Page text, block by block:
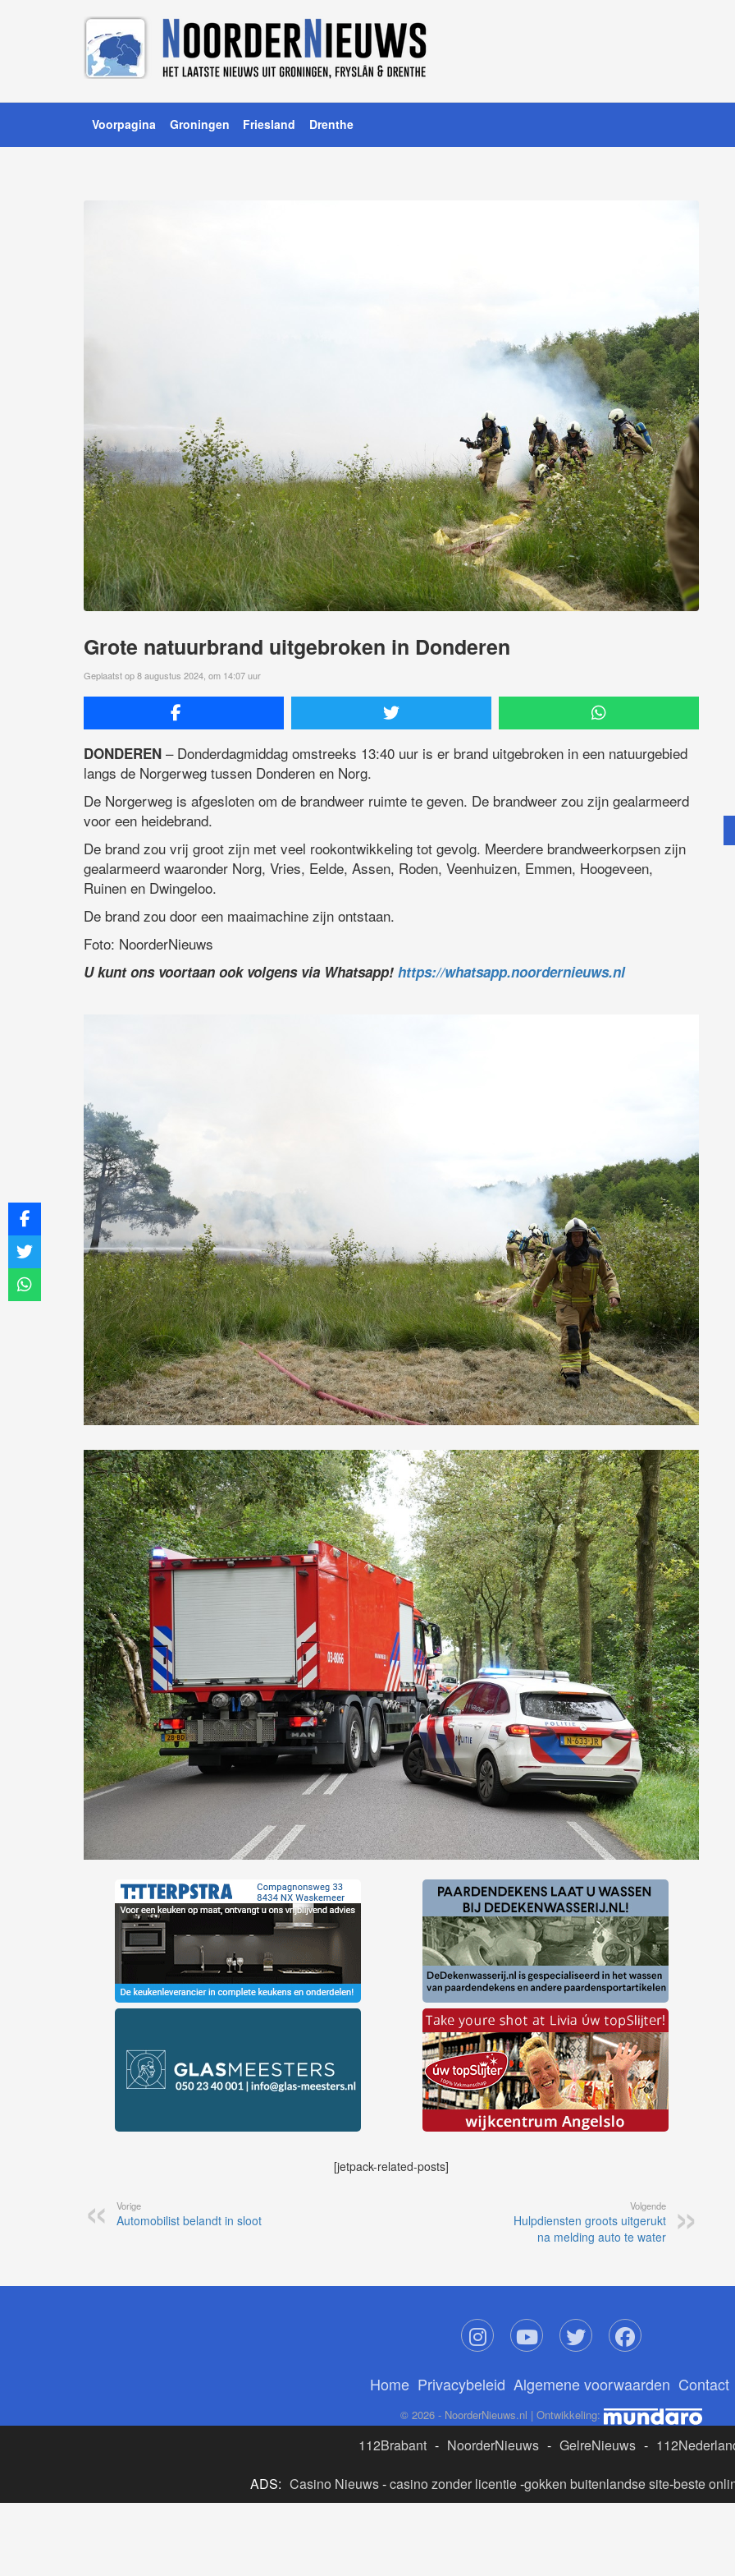
Voorpagina Groningen Friesland Drenthe
Grote natuurbrand uitgebroken in Donderen
Geplaatst op 8 augustus 2024, om 14:07 uur
DONDEREN – Donderdagmiddag omstreeks 13:40 uur is er brand uitgebroken in een natuurgebied
langs de Norgerweg tussen Donderen en Norg.
De Norgerweg is afgesloten om de brandweer ruimte te geven. De brandweer zou zijn gealarmeerd
voor een heidebrand.
De brand zou vrij groot zijn met veel rookontwikkeling tot gevolg. Meerdere brandweerkorpsen zijn
gealarmeerd waaronder Norg, Vries, Eelde, Assen, Roden, Veenhuizen, Emmen, Hoogeveen,
Ruinen en Dwingeloo.
De brand zou door een maaimachine zijn ontstaan.
Foto: NoorderNieuws
U kunt ons voortaan ook volgens via Whatsapp! https://whatsapp.noordernieuws.nl
[jetpack-related-posts]
Vorige
Automobilist belandt in sloot
Volgende
Hulpdiensten groots uitgerukt
na melding auto te water
Home Privacybeleid Algemene voorwaarden Contact
© 2026 - NoorderNieuws.nl | Ontwikkeling:
112Brabant - NoorderNieuws - GelreNieuws -
ADS: Casino Nieuws-casino zonder licentie-gokken buitenlandse site-beste